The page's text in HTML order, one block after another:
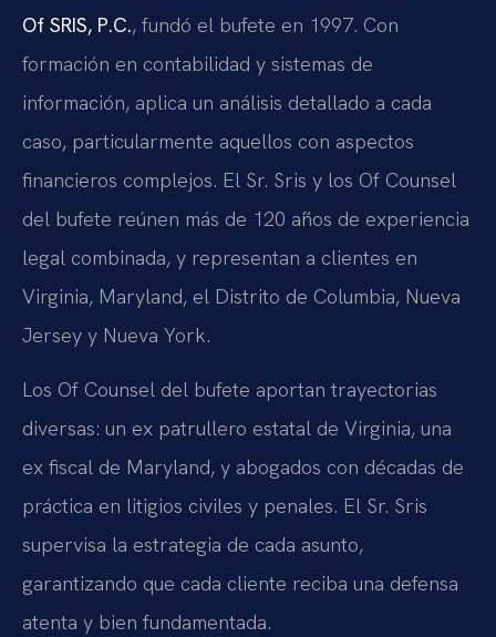
Of SRIS, P.C., fundó el bufete en 1997. Con
formación en contabilidad y sistemas de
información, aplica un análisis detallado a cada
caso, particularmente aquellos con aspectos
financieros complejos. El Sr. Sris y los Of Counsel
del bufete reúnen más de 120 años de experiencia
legal combinada, y representan a clientes en
Virginia, Maryland, el Distrito de Columbia, Nueva
Jersey y Nueva York.
Los Of Counsel del bufete aportan trayectorias
diversas: un ex patrullero estatal de Virginia, una
ex fiscal de Maryland, y abogados con décadas de
práctica en litigios civiles y penales. El Sr. Sris
supervisa la estrategia de cada asunto,
garantizando que cada cliente reciba una defensa
atenta y bien fundamentada.